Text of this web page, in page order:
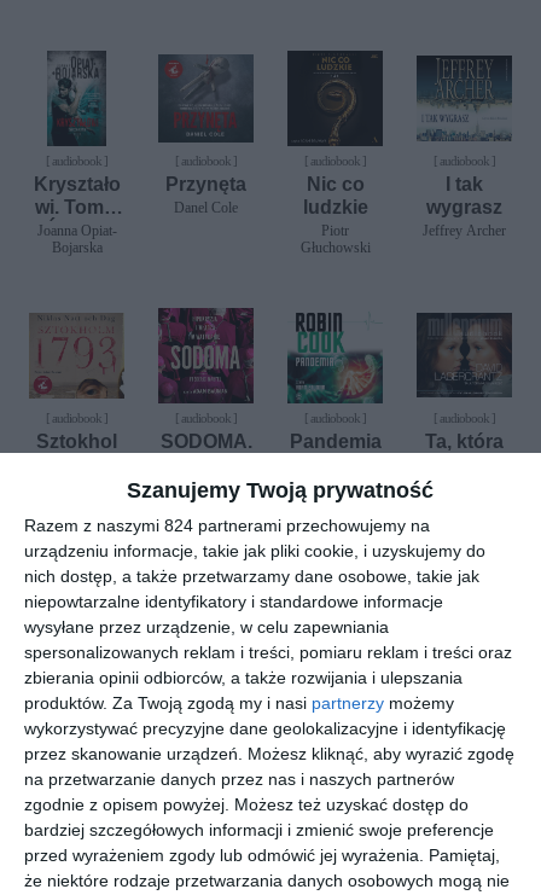
Szanujemy Twoją prywatność
Razem z naszymi 824 partnerami przechowujemy na
urządzeniu informacje, takie jak pliki cookie, i uzyskujemy do
nich dostęp, a także przetwarzamy dane osobowe, takie jak
niepowtarzalne identyfikatory i standardowe informacje
wysyłane przez urządzenie, w celu zapewniania
spersonalizowanych reklam i treści, pomiaru reklam i treści oraz
zbierania opinii odbiorców, a także rozwijania i ulepszania
produktów. Za Twoją zgodą my i nasi partnerzy możemy
wykorzystywać precyzyjne dane geolokalizacyjne i identyfikację
przez skanowanie urządzeń. Możesz kliknąć, aby wyrazić zgodę
na przetwarzanie danych przez nas i naszych partnerów
zgodnie z opisem powyżej. Możesz też uzyskać dostęp do
bardziej szczegółowych informacji i zmienić swoje preferencje
przed wyrażeniem zgody lub odmówić jej wyrażenia.
Pamiętaj,
że niektóre rodzaje przetwarzania danych osobowych mogą nie
[ audiobook ]
Kryształo
wi. Tom 1
Świeża
krew
Joanna Opiat-
Bojarska
[ audiobook ]
Przynęta
Danel Cole
[ audiobook ]
Nic co
ludzkie
Piotr
Głuchowski
[ audiobook ]
I tak
wygrasz
Jeffrey Archer
[ audiobook ]
Sztokhol
[ audiobook ]
SODOMA.
a i władza
Watykanie
Frederic Martel
[ audiobook ]
Pandemia
[ audiobook ]
Ta, która
umrzeć
[ audiobook ]
Komu bije
dzwon
Ernest
Hemingway
[ audiobook ]
Szeptacz
Alex North
[ audiobook ]
Rytuały
wody
Eva Garcia
Saenz de Urturi
[ audiobook ]
Miłość
leczy rany
Katarzyna
Bonda